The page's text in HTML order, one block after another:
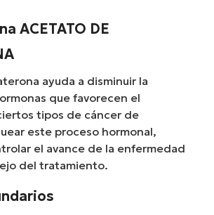
ACETATO DE
ayuda a disminuir la
que favorecen el
tipos de cáncer de
este proceso hormonal,
el avance de la enfermedad
del tratamiento.